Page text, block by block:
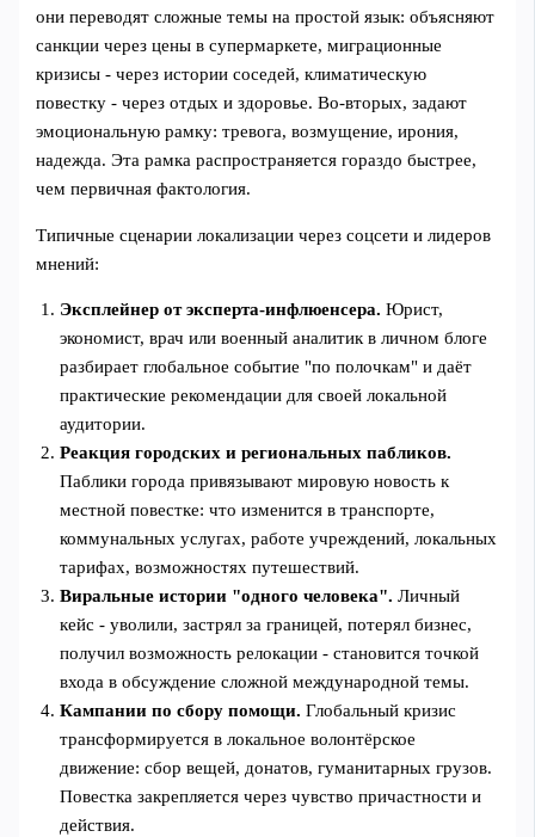
они переводят сложные темы на простой язык: объясняют
санкции через цены в супермаркете, миграционные
кризисы - через истории соседей, климатическую
повестку - через отдых и здоровье. Во‑вторых, задают
эмоциональную рамку: тревога, возмущение, ирония,
надежда. Эта рамка распространяется гораздо быстрее,
чем первичная фактология.
Типичные сценарии локализации через соцсети и лидеров
мнений:
Эксплейнер от эксперта‑инфлюенсера. Юрист,
экономист, врач или военный аналитик в личном блоге
разбирает глобальное событие "по полочкам" и даёт
практические рекомендации для своей локальной
аудитории.
Реакция городских и региональных пабликов.
Паблики города привязывают мировую новость к
местной повестке: что изменится в транспорте,
коммунальных услугах, работе учреждений, локальных
тарифах, возможностях путешествий.
Виральные истории "одного человека". Личный
кейс - уволили, застрял за границей, потерял бизнес,
получил возможность релокации - становится точкой
входа в обсуждение сложной международной темы.
Кампании по сбору помощи. Глобальный кризис
трансформируется в локальное волонтёрское
движение: сбор вещей, донатов, гуманитарных грузов.
Повестка закрепляется через чувство причастности и
действия.